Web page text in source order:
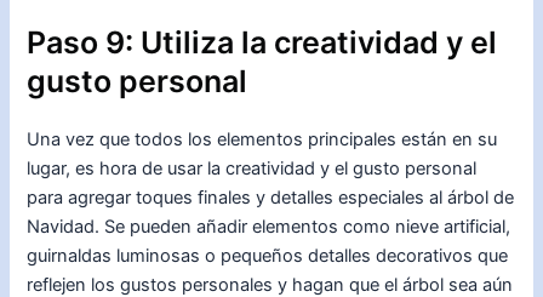
Paso 9: Utiliza la creatividad y el
gusto personal
Una vez que todos los elementos principales están en su
lugar, es hora de usar la creatividad y el gusto personal
para agregar toques finales y detalles especiales al árbol de
Navidad. Se pueden añadir elementos como nieve artificial,
guirnaldas luminosas o pequeños detalles decorativos que
reflejen los gustos personales y hagan que el árbol sea aún